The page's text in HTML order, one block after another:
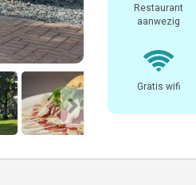
Restaurant
aanwezig
Gratis wifi